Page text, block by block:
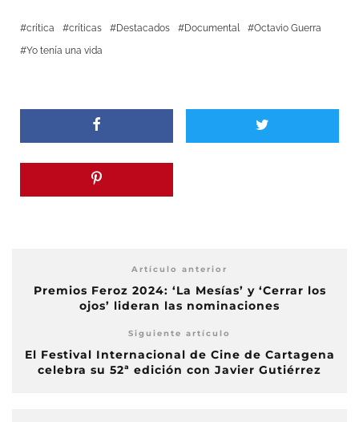
crítica críticas Destacados Documental
Octavio Guerra
Yo tenía una vida
Artículo anterior
Premios Feroz 2024: ‘La Mesías’ y ‘Cerrar los
ojos’ lideran las nominaciones
Siguiente artículo
El Festival Internacional de Cine de Cartagena
celebra su 52ª edición con Javier Gutiérrez